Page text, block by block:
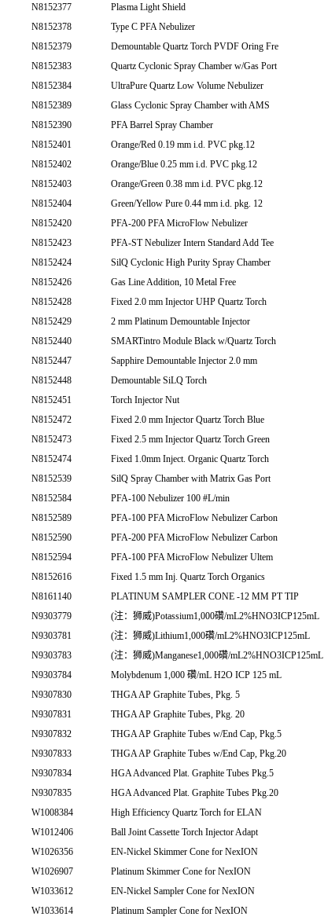
N8152377
Plasma Light Shield
N8152378
Type C PFA Nebulizer
N8152379
Demountable Quartz Torch PVDF Oring Fre
N8152383
Quartz Cyclonic Spray Chamber w/Gas Port
N8152384
UltraPure Quartz Low Volume Nebulizer
N8152389
Glass Cyclonic Spray Chamber with AMS
N8152390
PFA Barrel Spray Chamber
N8152401
Orange/Red 0.19 mm i.d. PVC pkg.12
N8152402
Orange/Blue 0.25 mm i.d. PVC pkg.12
N8152403
Orange/Green 0.38 mm i.d. PVC pkg.12
N8152404
Green/Yellow Pure 0.44 mm i.d. pkg. 12
N8152420
PFA-200 PFA MicroFlow Nebulizer
N8152423
PFA-ST Nebulizer Intern Standard Add Tee
N8152424
SilQ Cyclonic High Purity Spray Chamber
N8152426
Gas Line Addition, 10 Metal Free
N8152428
Fixed 2.0 mm Injector UHP Quartz Torch
N8152429
2 mm Platinum Demountable Injector
N8152440
SMARTintro Module Black w/Quartz Torch
N8152447
Sapphire Demountable Injector 2.0 mm
N8152448
Demountable SiLQ Torch
N8152451
Torch Injector Nut
N8152472
Fixed 2.0 mm Injector Quartz Torch Blue
N8152473
Fixed 2.5 mm Injector Quartz Torch Green
N8152474
Fixed 1.0mm Inject. Organic Quartz Torch
N8152539
SilQ Spray Chamber with Matrix Gas Port
N8152584
PFA-100 Nebulizer 100 #L/min
N8152589
PFA-100 PFA MicroFlow Nebulizer Carbon
N8152590
PFA-200 PFA MicroFlow Nebulizer Carbon
N8152594
PFA-100 PFA MicroFlow Nebulizer Ultem
N8152616
Fixed 1.5 mm Inj. Quartz Torch Organics
N8161140
PLATINUM SAMPLER CONE -12 MM PT TIP
N9303779
(注：狮威)Potassium1,000礸/mL2%HNO3ICP125mL
N9303781
(注：狮威)Lithium1,000礸/mL2%HNO3ICP125mL
N9303783
(注：狮威)Manganese1,000礸/mL2%HNO3ICP125mL
N9303784
Molybdenum 1,000 礸/mL H2O ICP 125 mL
N9307830
THGA AP Graphite Tubes, Pkg. 5
N9307831
THGA AP Graphite Tubes, Pkg. 20
N9307832
THGA AP Graphite Tubes w/End Cap, Pkg.5
N9307833
THGA AP Graphite Tubes w/End Cap, Pkg.20
N9307834
HGA Advanced Plat. Graphite Tubes Pkg.5
N9307835
HGA Advanced Plat. Graphite Tubes Pkg.20
W1008384
High Efficiency Quartz Torch for ELAN
W1012406
Ball Joint Cassette Torch Injector Adapt
W1026356
EN-Nickel Skimmer Cone for NexION
W1026907
Platinum Skimmer Cone for NexION
W1033612
EN-Nickel Sampler Cone for NexION
W1033614
Platinum Sampler Cone for NexION